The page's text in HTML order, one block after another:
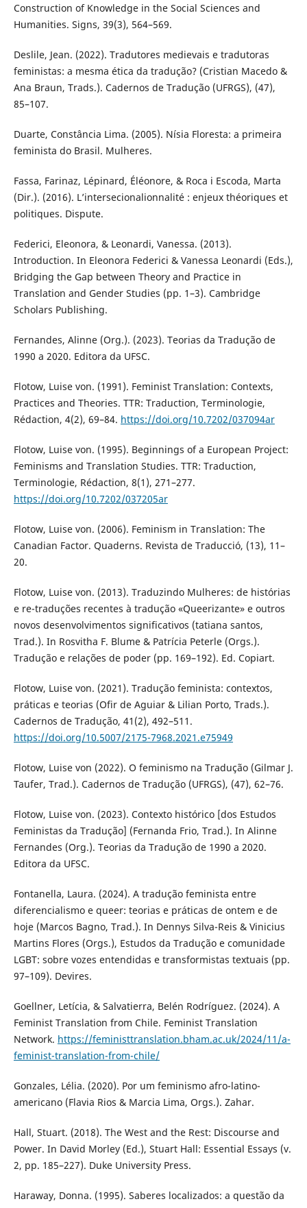
Construction of Knowledge in the Social Sciences and
Humanities. Signs, 39(3), 564–569.
Deslile, Jean. (2022). Tradutores medievais e tradutoras
feministas: a mesma ética da tradução? (Cristian Macedo &
Ana Braun, Trads.). Cadernos de Tradução (UFRGS), (47),
85–107.
Duarte, Constância Lima. (2005). Nísia Floresta: a primeira
feminista do Brasil. Mulheres.
Fassa, Farinaz, Lépinard, Éléonore, & Roca i Escoda, Marta
(Dir.). (2016). L’intersecionalionnalité : enjeux théoriques et
politiques. Dispute.
Federici, Eleonora, & Leonardi, Vanessa. (2013).
Introduction. In Eleonora Federici & Vanessa Leonardi (Eds.),
Bridging the Gap between Theory and Practice in
Translation and Gender Studies (pp. 1–3). Cambridge
Scholars Publishing.
Fernandes, Alinne (Org.). (2023). Teorias da Tradução de
1990 a 2020. Editora da UFSC.
Flotow, Luise von. (1991). Feminist Translation: Contexts,
Practices and Theories. TTR: Traduction, Terminologie,
Rédaction, 4(2), 69–84. https://doi.org/10.7202/037094ar
Flotow, Luise von. (1995). Beginnings of a European Project:
Feminisms and Translation Studies. TTR: Traduction,
Terminologie, Rédaction, 8(1), 271–277.
https://doi.org/10.7202/037205ar
Flotow, Luise von. (2006). Feminism in Translation: The
Canadian Factor. Quaderns. Revista de Traducció, (13), 11–
20.
Flotow, Luise von. (2013). Traduzindo Mulheres: de histórias
e re-traduções recentes à tradução «Queerizante» e outros
novos desenvolvimentos significativos (tatiana santos,
Trad.). In Rosvitha F. Blume & Patrícia Peterle (Orgs.).
Tradução e relações de poder (pp. 169–192). Ed. Copiart.
Flotow, Luise von. (2021). Tradução feminista: contextos,
práticas e teorias (Ofir de Aguiar & Lilian Porto, Trads.).
Cadernos de Tradução, 41(2), 492–511.
https://doi.org/10.5007/2175-7968.2021.e75949
Flotow, Luise von (2022). O feminismo na Tradução (Gilmar J.
Taufer, Trad.). Cadernos de Tradução (UFRGS), (47), 62–76.
Flotow, Luise von. (2023). Contexto histórico [dos Estudos
Feministas da Tradução] (Fernanda Frio, Trad.). In Alinne
Fernandes (Org.). Teorias da Tradução de 1990 a 2020.
Editora da UFSC.
Fontanella, Laura. (2024). A tradução feminista entre
diferencialismo e queer: teorias e práticas de ontem e de
hoje (Marcos Bagno, Trad.). In Dennys Silva-Reis & Vinicius
Martins Flores (Orgs.), Estudos da Tradução e comunidade
LGBT: sobre vozes entendidas e transformistas textuais (pp.
97–109). Devires.
Goellner, Letícia, & Salvatierra, Belén Rodríguez. (2024). A
Feminist Translation from Chile. Feminist Translation
Network. https://feministtranslation.bham.ac.uk/2024/11/a-
feminist-translation-from-chile/
Gonzales, Lélia. (2020). Por um feminismo afro-latino-
americano (Flavia Rios & Marcia Lima, Orgs.). Zahar.
Hall, Stuart. (2018). The West and the Rest: Discourse and
Power. In David Morley (Ed.), Stuart Hall: Essential Essays (v.
2, pp. 185–227). Duke University Press.
Haraway, Donna. (1995). Saberes localizados: a questão da